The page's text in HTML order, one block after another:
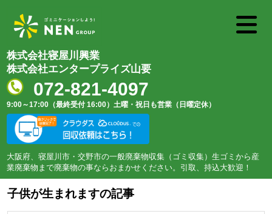
株式会社寝屋川興業
株式会社エンタープライズ山要
072-821-4097
9:00～17:00（最終受付 16:00） 土曜・祝日も営業（日曜定休）
大阪府、寝屋川市・交野市の一般廃棄物収集（ゴミ収集）生ゴミから産
業廃棄物まで廃棄物の事ならおまかせください。引取、持込大歓迎！
子供が生まれますの記事